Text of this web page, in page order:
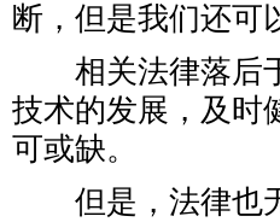
断，但是我们还可
相关法律落后于
技术的发展，及时
可或缺。
但是，法律也无